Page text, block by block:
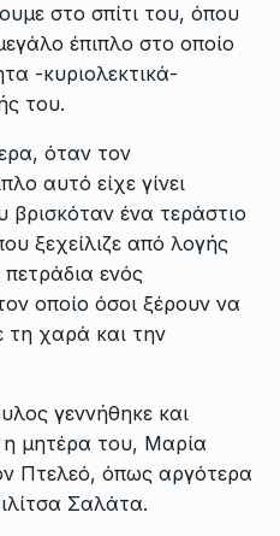
στο σπίτι του, όπου
έπιπλο στο οποίο
-κυριολεκτικά-
του.
όταν τον
αυτό είχε γίνει
ένα τεράστιο
ξεχείλιζε από λογής
ενός
οποίο όσοι ξέρουν να
τη χαρά και την
γεννήθηκε και
μητέρα του, Μαρία
Πτελεό, όπως αργότερα
Σαλάτα.